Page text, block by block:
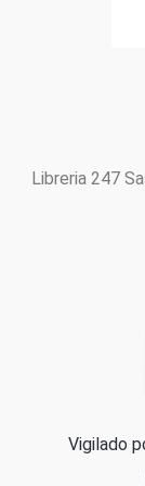
Libreria 247
Vigilado